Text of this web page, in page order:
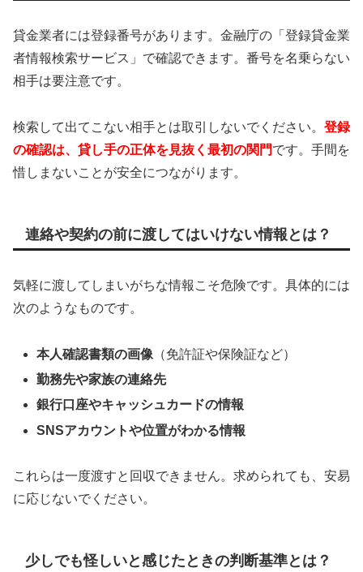
貸金業者には登録番号があります。金融庁の「登録貸金業
者情報検索サービス」で確認できます。番号を名乗らない
相手は要注意です。
検索して出てこない相手とは取引しないでください。 登録
の確認は、貸し手の正体を見抜く最初の関門です。手間を
惜しまないことが安全につながります。
連絡や契約の前に渡してはいけない情報とは？
気軽に渡してしまいがちな情報こそ危険です。具体的には
次のようなものです。
本人確認書類の画像 （免許証や保険証など）
勤務先や家族の連絡先
銀行口座やキャッシュカードの情報
SNSアカウントや位置がわかる情報
これらは一度渡すと回収できません。求められても、安易
に応じないでください。
少しでも怪しいと感じたときの判断基準とは？